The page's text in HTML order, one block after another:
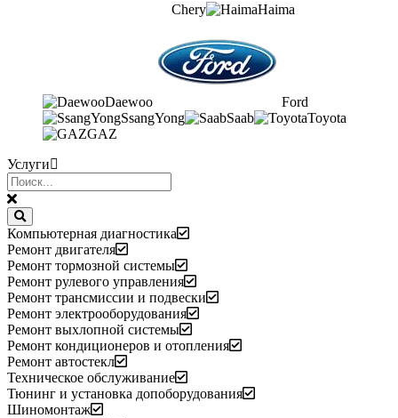
Chery Haima
Daewoo
Ford
SsangYong
Saab
Toyota
GAZ
Услуги
Компьютерная диагностика
Ремонт двигателя
Ремонт тормозной системы
Ремонт рулевого управления
Ремонт трансмиссии и подвески
Ремонт электрооборудования
Ремонт выхлопной системы
Ремонт кондиционеров и отопления
Ремонт автостекл
Техническое обслуживание
Тюнинг и установка допоборудования
Шиномонтаж